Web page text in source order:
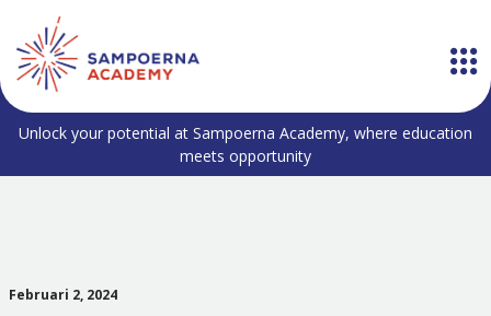
Unlock your potential at Sampoerna Academy, where education
meets opportunity
Februari 2, 2024